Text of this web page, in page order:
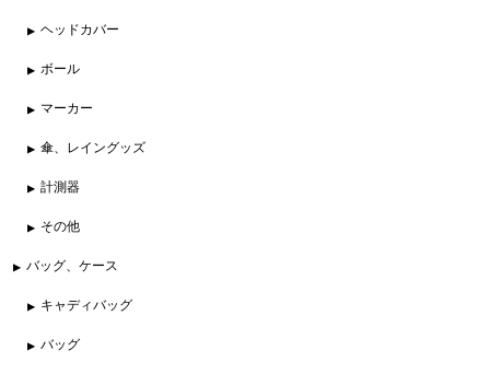
ヘッドカバー
ボール
マーカー
傘、レイングッズ
計測器
その他
バッグ、ケース
キャディバッグ
バッグ